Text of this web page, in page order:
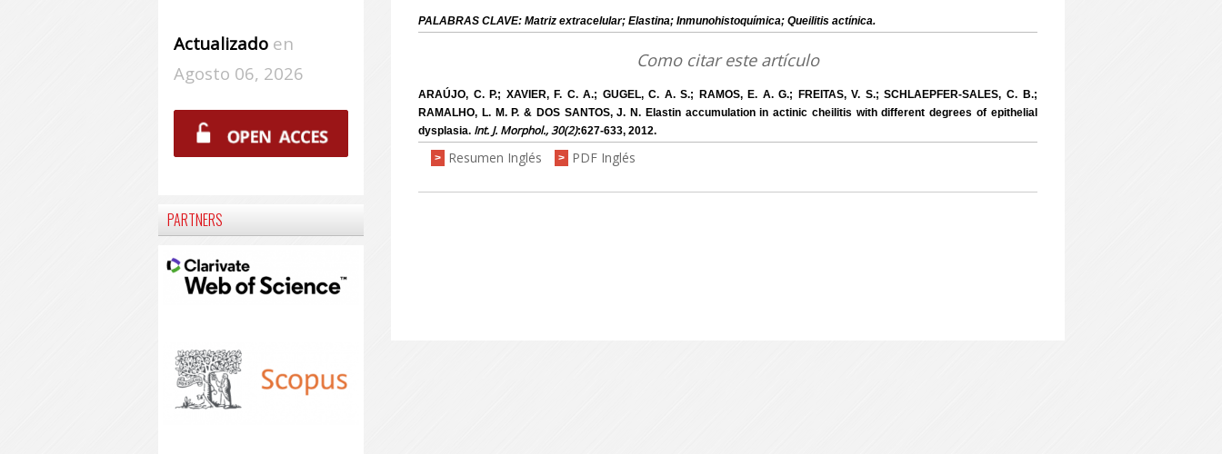
PALABRAS CLAVE: Matriz extracelular; Elastina; Inmunohistoquímica; Queilitis actínica.
Como citar este artículo
ARAÚJO, C. P.; XAVIER, F. C. A.; GUGEL, C. A. S.; RAMOS, E. A. G.; FREITAS, V. S.; SCHLAEPFER-SALES, C. B.;
RAMALHO, L. M. P. & DOS SANTOS, J. N. Elastin accumulation in actinic cheilitis with different degrees of epithelial
dysplasia. Int. J. Morphol., 30(2):627-633, 2012.
> Resumen Inglés > PDF Inglés
Actualizadoen
Agosto 06, 2026
PARTNERS